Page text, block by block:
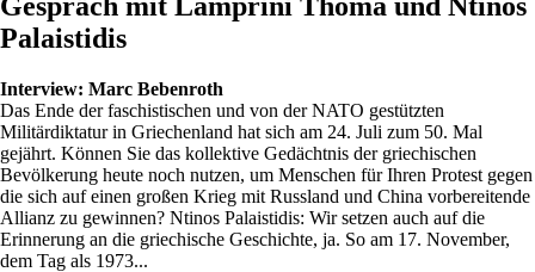
Palaistidis
Interview: Marc Bebenroth
Das Ende der faschistischen und von der NATO gestützten
Militärdiktatur in Griechenland hat sich am 24. Juli zum 50. Mal
gejährt. Können Sie das kollektive Gedächtnis der griechischen
Bevölkerung heute noch nutzen, um Menschen für Ihren Protest gegen
die sich auf einen großen Krieg mit Russland und China vorbereitende
Allianz zu gewinnen? Ntinos Palaistidis: Wir setzen auch auf die
Erinnerung an die griechische Geschichte, ja. So am 17. November,
dem Tag als 1973...